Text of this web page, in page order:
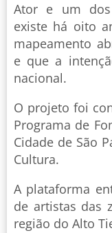
Ator e um
existe há oito
mapeamento
e que a
nacional.
O projeto foi
Programa de
Cidade de São
Cultura.
A plataforma
de artistas das
região do Alto